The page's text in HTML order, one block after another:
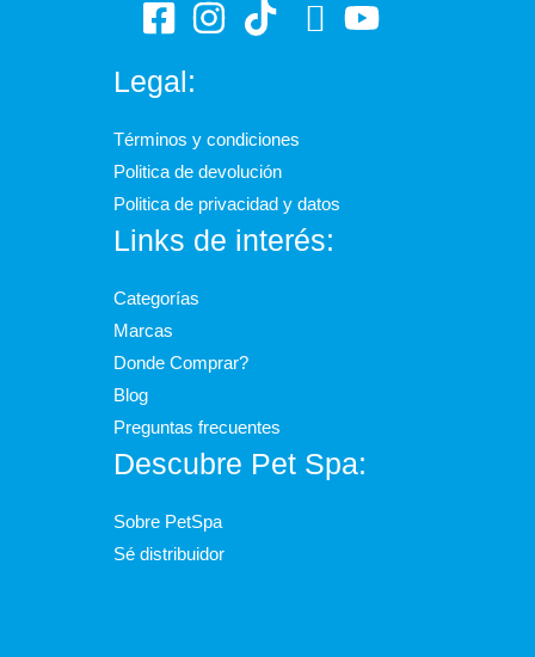
Legal:
Términos y condiciones
Politica de devolución
Politica de privacidad y datos
Links de interés:
Categorías
Marcas
Donde Comprar?
Blog
Preguntas frecuentes
Descubre Pet Spa:
Sobre PetSpa
Sé distribuidor